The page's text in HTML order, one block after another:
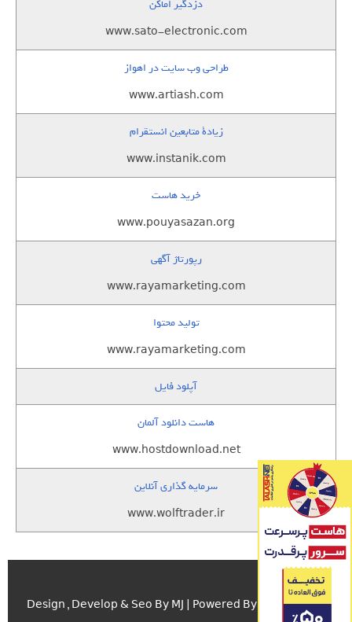
دزدگیر اماکن
www.sato-electronic.com
طراحی وب سایت در اهواز
www.artiash.com
زيادة متابعين انستقرام
www.instanik.com
خرید هاست
www.pouyasazan.org
رپورتاژ آگهی
www.rayamarketing.com
تولید محتوا
www.rayamarketing.com
آپلود فایل
هاست دانلود آلمان
www.hostdownload.net
سرمایه گذاری آنلاین
www.wolftrader.ir
Design , Develop & Seo By MJ | Powered By اسکریپت.com